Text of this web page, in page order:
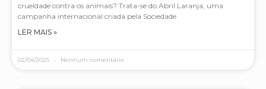
crueldade contra os animais? Trata-se do Abril Laranja, uma
campanha internacional criada pela Sociedade
LER MAIS »
02/04/2025 Nenhum comentário